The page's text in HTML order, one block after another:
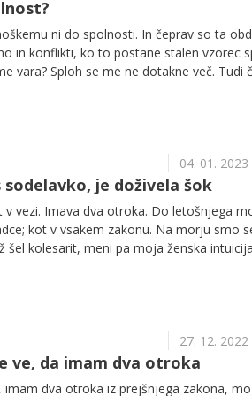
ni do spolnosti. In čeprav so ta
in konflikti, ko to postane stalen vzorec
vara? Sploh se me ne dotakne več. Tudi
04. 01.
je doživela šok
vezi. Imava dva otroka. Do letošnjega
kot v vsakem zakonu. Na morju smo
kolesarit, meni pa moja ženska
kako upata, da se jima bo uresničila
klopci na morju. Moj dragi ji je še
vedela, kje se me glava drži.
pa sem čakala njega in njegovo razlago.
mi razloži, kaj je to dopisovanje. Dejal
27. 12. 2022
ve, da imam dva otroka
dva otroka iz prejšnjega zakona,